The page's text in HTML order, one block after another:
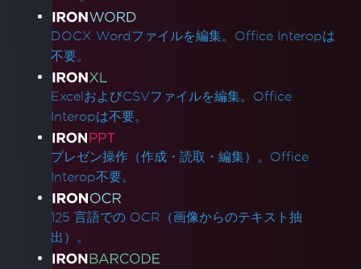
DOCX Wordファイルを編集。Office Interopは
不要。
ExcelおよびCSVファイルを編集。Office
Interopは不要。
プレゼン操作（作成・読取・編集）。Office
Interop不要。
125 言語での OCR（画像からのテキスト抽
出）。